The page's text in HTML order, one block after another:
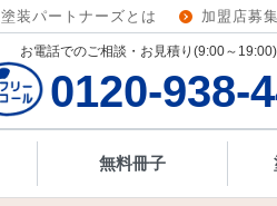
装パートナーズとは 加盟店募
お電話でのご相談・お見積り(9:00～19:00)
0120-938-
無料冊子